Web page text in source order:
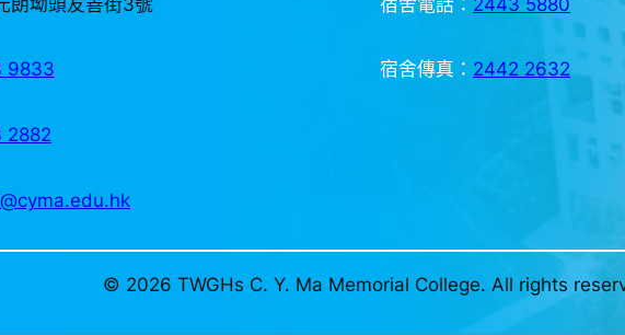
9833
2882
宿舍傳真： 2442 2632
© 2026 TWGHs C. Y. Ma Memorial College. All rights